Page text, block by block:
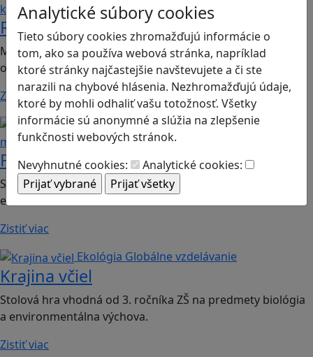
Analytické súbory cookies
Tieto súbory cookies zhromažďujú informácie o
tom, ako sa používa webová stránka, napríklad
ktoré stránky najčastejšie navštevujete a či ste
narazili na chybové hlásenia. Nezhromažďujú údaje,
ktoré by mohli odhaliť vašu totožnosť. Všetky
informácie sú anonymné a slúžia na zlepšenie
funkčnosti webových stránok.
Nevyhnutné cookies:
Analytické cookies:
kooperácia
Romoji
Mobilná hra vhodná pre 2. ročník ZŠ a SŠ; predmety:
občianska náuka, etická výchova.
Zistiť viac
Finančná gramotnosťLogické
myslenie
Finančné príšery
Spoločenská hra vhodná pre 2. stupeň ZŠ a SŠ; predmet:
ekonómia
Zistiť viac
Ekológia Globálne vzdelávanie
Krajina včiel
Stolová hra vhodná od 3. ročníka ZŠ na predmety biológia
a environmentálna výchova.
Zistiť viac